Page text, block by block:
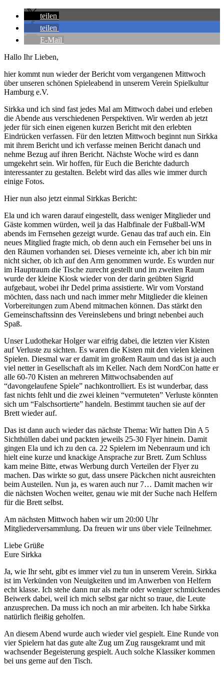
teilen
teilen
E-Mail
Hallo Ihr Lieben,
hier kommt nun wieder der Bericht vom vergangenen Mittwoch
über unseren schönen Spieleabend in unserem Verein Spielkultur
Hamburg e.V.
Sirkka und ich sind fast jedes Mal am Mittwoch dabei und erleben
die Abende aus verschiedenen Perspektiven. Wir werden ab jetzt
jeder für sich einen eigenen kurzen Bericht mit den erlebten
Eindrücken verfassen. Für den letzten Mittwoch beginnt nun Sirkka
mit ihrem Bericht und ich verfasse meinen Bericht danach und
nehme Bezug auf ihren Bericht. Nächste Woche wird es dann
umgekehrt sein. Wir hoffen, für Euch die Berichte dadurch
interessanter zu gestalten. Belebt wird das alles wie immer durch
einige Fotos.
Hier nun also jetzt einmal Sirkkas Bericht:
Ela und ich waren darauf eingestellt, dass weniger Mitglieder und
Gäste kommen würden, weil ja das Halbfinale der Fußball-WM
abends im Fernsehen gezeigt wurde. Genau das traf auch ein. Ein
neues Mitglied fragte mich, ob denn auch ein Fernseher bei uns in
den Räumen vorhanden sei. Dieses verneinte ich, aber ich bin mir
nicht sicher, ob ich auf den Arm genommen wurde. Es wurden nur
im Hauptraum die Tische zurecht gestellt und im zweiten Raum
wurde der kleine Kiosk wieder von der darin geübten Sigrid
aufgebaut, wobei ihr Dedel prima assistierte. Wir vom Vorstand
möchten, dass nach und nach immer mehr Mitglieder die kleinen
Vorbereitungen zum Abend mitmachen können. Das stärkt den
Gemeinschaftssinn des Vereinslebens und bringt nebenbei auch
Spaß.
Unser Ludothekar Holger war eifrig dabei, die letzten vier Kisten
auf Verluste zu sichten. Es waren die Kisten mit den vielen kleinen
Spielen. Diesmal war er damit im großem Raum und das ist ja auch
viel netter in Gesellschaft als im Keller. Nach dem NordCon hatte er
alle 60-70 Kisten an mehreren Mittwochsabenden auf
“davongelaufene Spiele” nachkontrolliert. Es ist wunderbar, dass
fast nichts fehlt und die zwei kleinen “vermuteten” Verluste könnten
sich um “Falschsortierte” handeln. Bestimmt tauchen sie auf der
Brett wieder auf.
Das ist dann auch wieder das nächste Thema: Wir hatten Din A 5
Sichthüllen dabei und packten jeweils 25-30 Flyer hinein. Damit
gingen Ela und ich zu den ca. 22 Spielern im Nebenraum und ich
hielt eine kurze und knackige Ansprache zur Brett. Zum Schluss
kam meine Bitte, etwas Werbung durch Verteilen der Flyer zu
machen. Das wirkte so gut, dass unsere Päckchen nicht ausreichten
beim Austeilen. Nun ja, es waren auch nur 7… Damit machen wir
die nächsten Wochen weiter, genau wie mit der Suche nach Helfern
für die Brett selbst.
Am nächsten Mittwoch haben wir um 20:00 Uhr
Mitgliederversammlung. Da freuen wir uns über viele Teilnehmer.
Liebe Grüße
Eure Sirkka
Ja, wie Ihr seht, gibt es immer viel zu tun in unserem Verein. Sirkka
ist im Verkünden von Neuigkeiten und im Anwerben von Helfern
echt klasse. Ich stehe dann nur als mehr oder weniger schmückendes
Beiwerk dabei, weil ich mich selbst gar nicht so traue, die Leute
anzusprechen. Da muss ich noch an mir arbeiten. Ich habe Sirkka
natürlich fleißig geholfen.
An diesem Abend wurde auch wieder viel gespielt. Eine Runde von
vier Spielern hat das gute alte Zug um Zug rausgekramt und mit
wachsender Begeisterung gespielt. Auch solche Klassiker kommen
bei uns gerne auf den Tisch.